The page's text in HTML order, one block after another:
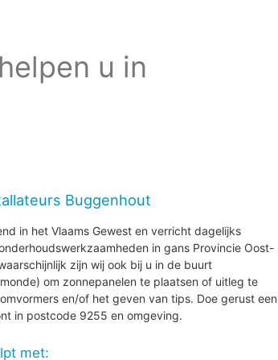
u in
Buggenhout
in het Vlaams Gewest en verricht dagelijks
in gans Provincie Oost-
zijn wij ook bij u in de buurt
om zonnepanelen te plaatsen of uitleg te
en/of het geven van tips. Doe gerust een
in postcode 9255 en omgeving.
met: